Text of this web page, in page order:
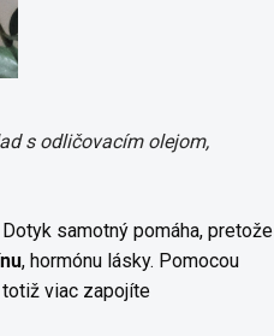
s odličovacím olejom,
Dotyk samotný pomáha, pretože
, hormónu lásky. Pomocou
viac zapojíte